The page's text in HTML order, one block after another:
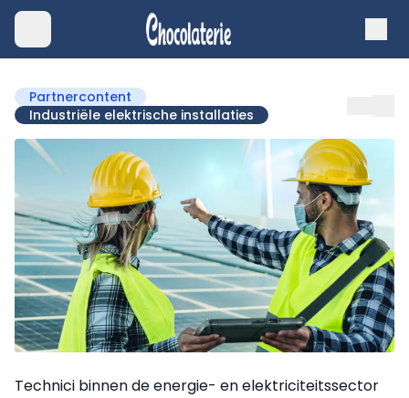
Partnercontent
Industriële elektrische installaties
Technici binnen de energie- en elektriciteitssector